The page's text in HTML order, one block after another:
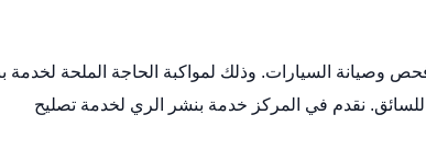
وصيانة السيارات. وذلك لمواكبة الحاجة الملحة لخدمة
نقدم في المركز خدمة بنشر الري لخدمة تصليح